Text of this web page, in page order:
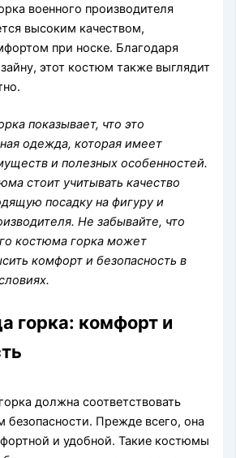
военного производителя
высоким качеством,
при носке. Благодаря
этот костюм также выглядит
показывает, что это
одежда, которая имеет
и полезных особенностей.
стоит учитывать качество
посадку на фигуру и
Не забывайте, что
костюма горка может
комфорт и безопасность в
горка: комфорт и
должна соответствовать
безопасности. Прежде всего, она
и удобной. Такие костюмы